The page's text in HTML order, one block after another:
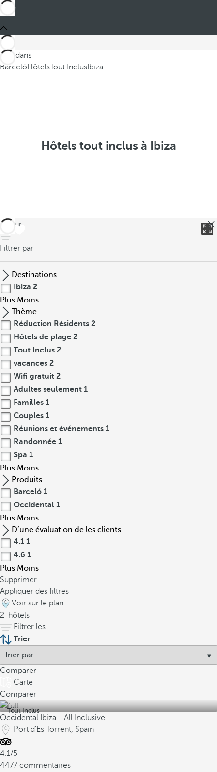
Ces dans
BarcelóHôtelsTout Inclus Ibiza
Hôtels tout inclus à Ibiza
retour
Filtrer par
Destinations
Ibiza 2
Plus Moins
Thème
Réduction Résidents 2
Hôtels de plage 2
Tout Inclus 2
vacances 2
Wifi gratuit 2
Adultes seulement 1
Familles 1
Couples 1
Réunions et événements 1
Randonnée 1
Spa 1
Plus Moins
Produits
Barceló 1
Occidental 1
Plus Moins
D’une évaluation de les clients
4.1 1
4.6 1
Plus Moins
Supprimer
Appliquer des filtres
Voir sur le plan
2
hôtels
Filtrer les
Trier
Comparer
Carte
Comparer
Tout Inclus
Occidental Ibiza - All Inclusive
Port d'Es Torrent, Spain
4.1/5
4477 commentaires